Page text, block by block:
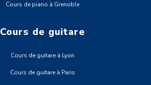
Cours de piano à Grenoble
Cours de guitare
Cours de guitare à Lyon
Cours de guitare à Paris